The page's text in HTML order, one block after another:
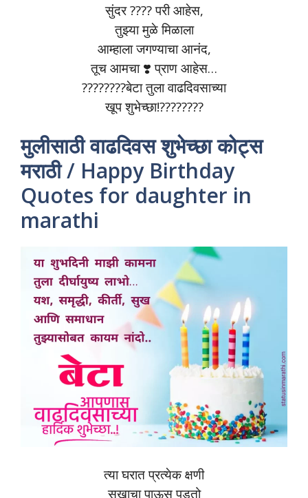
सुंदर ???? परी आहेस,
तुझ्या मुळे मिळाला
आम्हाला जगण्याचा आनंद,
तूच आमचा ❣️ प्राण आहेस…
????????बेटा तुला वाढदिवसाच्या
खूप शुभेच्छा!????????
मुलीसाठी वाढदिवस शुभेच्छा कोट्स
मराठी / Happy Birthday
Quotes for daughter in
marathi
त्या घरात प्रत्येक क्षणी
सुखाचा पाऊस पडतो